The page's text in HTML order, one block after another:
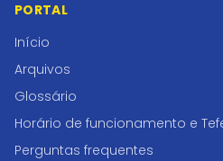
PORTAL
Início
Arquivos
Glossário
Horário de funcionamento e
Perguntas frequentes